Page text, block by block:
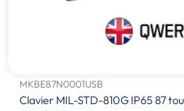
MKBE87N0001USB
Clavier MIL-STD-810G IP65 87